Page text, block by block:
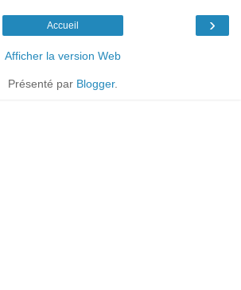
›
Accueil
Afficher la version Web
Présenté par Blogger.